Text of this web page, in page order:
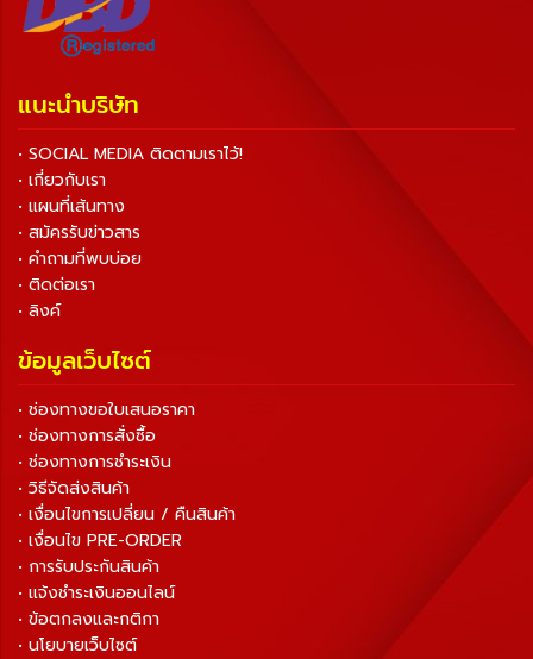
แนะนำบริษัท
• SOCIAL MEDIA ติดตามเราไว้!
• เกี่ยวกับเรา
• แผนที่เส้นทาง
• สมัครรับข่าวสาร
• คำถามที่พบบ่อย
• ติดต่อเรา
• ลิงค์
ข้อมูลเว็บไซต์
• ช่องทางขอใบเสนอราคา
• ช่องทางการสั่งซื้อ
• ช่องทางการชำระเงิน
• วิธีจัดส่งสินค้า
• เงื่อนไขการเปลี่ยน / คืนสินค้า
• เงื่อนไข PRE-ORDER
• การรับประกันสินค้า
• แจ้งชำระเงินออนไลน์
• ข้อตกลงและกติกา
• นโยบายเว็บไซต์